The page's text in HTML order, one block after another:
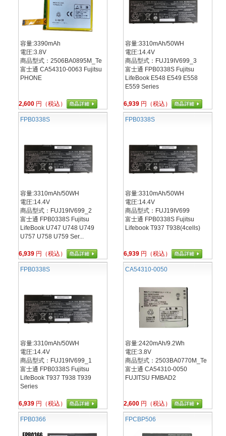
容量:3390mAh
電圧:3.8V
商品型式：2506BA0895M_Te
富士通 CA54310-0063 Fujitsu
PHONE
2,600 円（税込）
容量:3310mAh/50WH
電圧:14.4V
商品型式：FUJ19IV699_3
富士通 FPB0338S Fujitsu
LifeBook E548 E549 E558
E559 Series
6,939 円（税込）
FPB0338S
容量:3310mAh/50WH
電圧:14.4V
商品型式：FUJ19IV699_2
富士通 FPB0338S Fujitsu
LifeBook U747 U748 U749
U757 U758 U759 Ser...
6,939 円（税込）
FPB0338S
容量:3310mAh/50WH
電圧:14.4V
商品型式：FUJ19IV699
富士通 FPB0338S Fujitsu
Lifebook T937 T938(4cells)
6,939 円（税込）
FPB0338S
容量:3310mAh/50WH
電圧:14.4V
商品型式：FUJ19IV699_1
富士通 FPB0338S Fujitsu
LifeBook T937 T938 T939
Series
6,939 円（税込）
CA54310-0050
容量:2420mAh/9.2Wh
電圧:3.8V
商品型式：2503BA0770M_Te
富士通 CA54310-0050
FUJITSU FMBAD2
2,600 円（税込）
FPB0366 FPCBP506